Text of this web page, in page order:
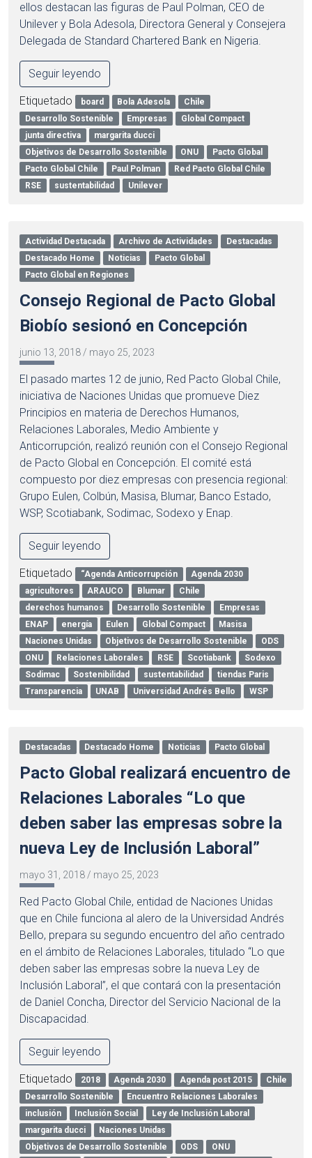
ellos destacan las figuras de Paul Polman, CEO de
Unilever y Bola Adesola, Directora General y Consejera
Delegada de Standard Chartered Bank en Nigeria.
Seguir leyendo
Etiquetado board Bola Adesola
Chile
Desarrollo Sostenible
Empresas
Global Compact
junta directiva
margarita ducci
Objetivos de Desarrollo Sostenible
ONU
Pacto Global
Pacto Global Chile
Paul Polman
Red Pacto Global Chile
RSE
sustentabilidad Unilever
Actividad Destacada Archivo de Actividades
Destacadas
Destacado Home
Noticias
Pacto Global
Pacto Global en Regiones
Consejo Regional de Pacto Global
Biobío sesionó en Concepción
junio 13, 2018 / mayo 25, 2023
El pasado martes 12 de junio, Red Pacto Global Chile,
iniciativa de Naciones Unidas que promueve Diez
Principios en materia de Derechos Humanos,
Relaciones Laborales, Medio Ambiente y
Anticorrupción, realizó reunión con el Consejo Regional
de Pacto Global en Concepción. El comité está
compuesto por diez empresas con presencia regional:
Grupo Eulen, Colbún, Masisa, Blumar, Banco Estado,
WSP, Scotiabank, Sodimac, Sodexo y Enap.
Seguir leyendo
Etiquetado “Agenda Anticorrupción
Agenda 2030
agricultores
ARAUCO Blumar
Chile
derechos humanos
Desarrollo Sostenible
Empresas
ENAP
energía Eulen Global Compact
Masisa
Naciones Unidas
Objetivos de Desarrollo Sostenible
ODS
ONU
Relaciones Laborales RSE Scotiabank
Sodexo
Sodimac
Sostenibilidad sustentabilidad
tiendas Paris
Transparencia
UNAB Universidad Andrés Bello WSP
Destacadas Destacado Home Noticias Pacto Global
Pacto Global realizará encuentro de
Relaciones Laborales “Lo que
deben saber las empresas sobre la
nueva Ley de Inclusión Laboral”
mayo 31, 2018 / mayo 25, 2023
Red Pacto Global Chile, entidad de Naciones Unidas
que en Chile funciona al alero de la Universidad Andrés
Bello, prepara su segundo encuentro del año centrado
en el ámbito de Relaciones Laborales, titulado “Lo que
deben saber las empresas sobre la nueva Ley de
Inclusión Laboral”, el que contará con la presentación
de Daniel Concha, Director del Servicio Nacional de la
Discapacidad.
Seguir leyendo
Etiquetado 2018 Agenda 2030 Agenda post 2015
Chile
Desarrollo Sostenible
Encuentro Relaciones Laborales
inclusión
Inclusión Social
Ley de Inclusión Laboral
margarita ducci
Naciones Unidas
Objetivos de Desarrollo Sostenible
ODS ONU